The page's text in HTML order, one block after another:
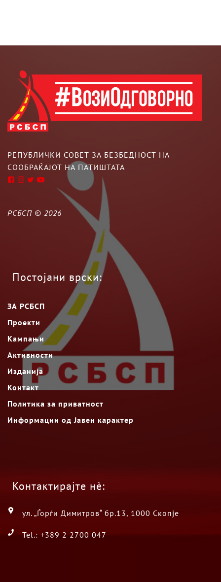
РЕПУБЛИЧКИ СОВЕТ ЗА БЕЗБЕДНОСТ НА
СООБРАЌАЈОТ НА ПАТИШТАТА
РСБСП © 2026
Постојани врски:
ЗА РСБСП
Проекти
Кампањи
Активности
Изданија
Контакт
Политика за приватност
Информации од Јавен карактер
Контактирајте нè:
ул. „Ѓорѓи Димитров“ бр.13, 1000 Скопје
Tel.: +389 2 2700 047